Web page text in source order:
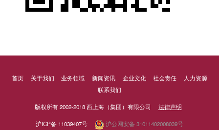
首页 关于我们 业务领域 新闻资讯 企业文化 社会责任
人力资源
联系我们
版权所有 2002-2018 西上海（集团）有限公司 法律声明
沪ICP备 11039407号 沪公网安备 31011402008039号